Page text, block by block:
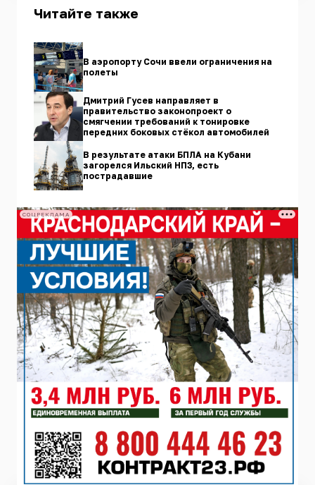
Читайте также
В аэропорту Сочи ввели ограничения на
полеты
Дмитрий Гусев направляет в
правительство законопроект о
смягчении требований к тонировке
передних боковых стёкол автомобилей
В результате атаки БПЛА на Кубани
загорелся Ильский НПЗ, есть
пострадавшие
СОЦРЕКЛАМА